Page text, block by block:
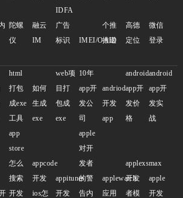
陀螺
仪
融云
IM
IDFA
广告
标识
IMEI/OAID
个推
推送
高德
定位
微信
登录
html
打包
成exe
工具
如何
生成
exe
web项
目打
包成
exe
10年
app开
发公
司
andriod
开发
app
android
app开
发价
格
android
app开
发实
战
app
store
怎么
搜索
开发
appcode
开发
ios怎
appitunes
开发
apple
对开
发者
的警
告内
applewatch
应用
applexsmax
开发
者模
apple
开发